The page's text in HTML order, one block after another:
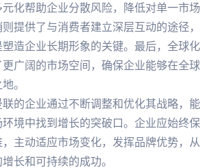
化帮助企业分散风险，降低对单一市场
提供了与消费者建立深层互动的途径，
造企业长期形象的关键。最后，全球化
广阔的市场空间，确保企业能够在全球
。
的企业通过不断调整和优化其战略，能
境中找到增长的突破口。企业应始终保
主动适应市场变化，发挥品牌优势，从
长和可持续的成功。